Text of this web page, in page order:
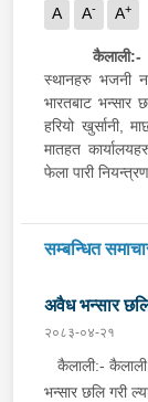
A A- A+
कैलाली:-
स्थानहरु भजनी
भारतबाट भन्सार
हरियो खुर्सानी,
मातहत
फेला पारी
सम्बन्धित
अवैध भन्सार
२०८३-०४-२१
कैलाली:- कैलाली
भन्सार छलि गरी